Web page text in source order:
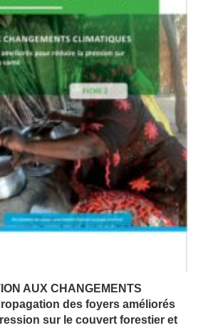
AUX CHANGEMENTS
des foyers améliorés
sur le couvert forestier et